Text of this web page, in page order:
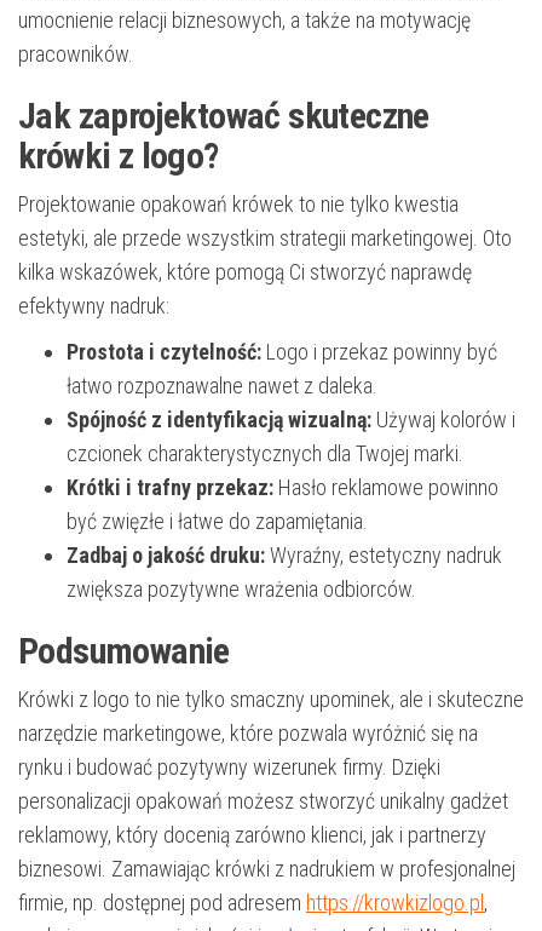
umocnienie relacji biznesowych, a także na motywację
pracowników.
Jak zaprojektować skuteczne
krówki z logo?
Projektowanie opakowań krówek to nie tylko kwestia
estetyki, ale przede wszystkim strategii marketingowej. Oto
kilka wskazówek, które pomogą Ci stworzyć naprawdę
efektywny nadruk:
Prostota i czytelność: Logo i przekaz powinny być
łatwo rozpoznawalne nawet z daleka.
Spójność z identyfikacją wizualną: Używaj kolorów i
czcionek charakterystycznych dla Twojej marki.
Krótki i trafny przekaz: Hasło reklamowe powinno
być zwięzłe i łatwe do zapamiętania.
Zadbaj o jakość druku:Wyraźny, estetyczny nadruk
zwiększa pozytywne wrażenia odbiorców.
Podsumowanie
Krówki z logo to nie tylko smaczny upominek, ale i skuteczne
narzędzie marketingowe, które pozwala wyróżnić się na
rynku i budować pozytywny wizerunek firmy. Dzięki
personalizacji opakowań możesz stworzyć unikalny gadżet
reklamowy, który docenią zarówno klienci, jak i partnerzy
biznesowi. Zamawiając krówki z nadrukiem w profesjonalnej
firmie, np. dostępnej pod adresem https://krowkizlogo.pl ,